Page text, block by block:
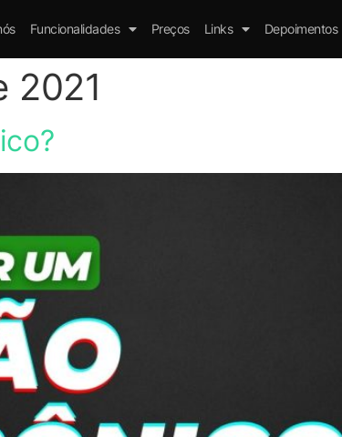
Funcionalidades Preços Links Depoimentos
2021